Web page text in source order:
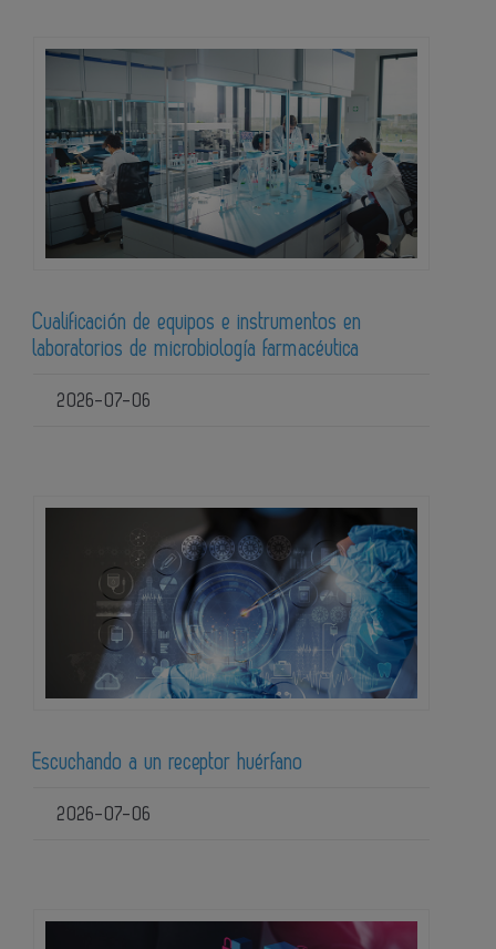
Cualificación de equipos e instrumentos en
laboratorios de microbiología farmacéutica
2026-07-06
Escuchando a un receptor huérfano
2026-07-06